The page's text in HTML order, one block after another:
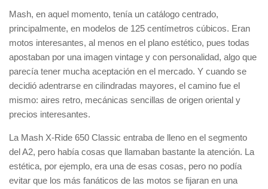
Mash, en aquel momento, tenía un catálogo centrado,
principalmente, en modelos de 125 centímetros cúbicos. Eran
motos interesantes, al menos en el plano estético, pues todas
apostaban por una imagen vintage y con personalidad, algo que
parecía tener mucha aceptación en el mercado. Y cuando se
decidió adentrarse en cilindradas mayores, el camino fue el
mismo: aires retro, mecánicas sencillas de origen oriental y
precios interesantes.
La Mash X-Ride 650 Classic entraba de lleno en el segmento
del A2, pero había cosas que llamaban bastante la atención. La
estética, por ejemplo, era una de esas cosas, pero no podía
evitar que los más fanáticos de las motos se fijaran en una